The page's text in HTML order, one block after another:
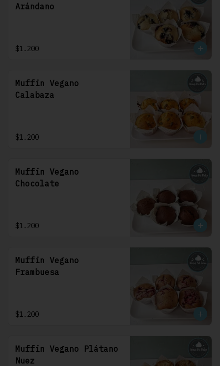
Arándano
$1.200
Muffin Vegano
Calabaza
$1.200
Muffin Vegano
Chocolate
$1.200
Muffin Vegano
Frambuesa
$1.200
Muffin Vegano Plátano
Nuez